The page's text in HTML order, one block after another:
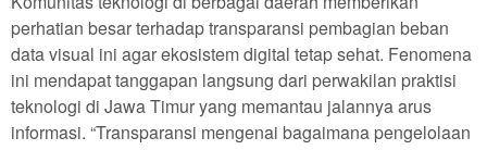
perhatian besar terhadap transparansi pembagian beban
data visual ini agar ekosistem digital tetap sehat. Fenomena
ini mendapat tanggapan langsung dari perwakilan praktisi
teknologi di Jawa Timur yang memantau jalannya arus
informasi. “Transparansi mengenai bagaimana pengelolaan